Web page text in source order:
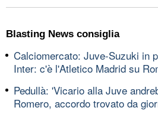
Blasting News consiglia
Calciomercato: Juve-Suzuki in
Inter: c'è l'Atletico Madrid su
Pedullà: 'Vicario alla Juve
Romero, accordo trovato da